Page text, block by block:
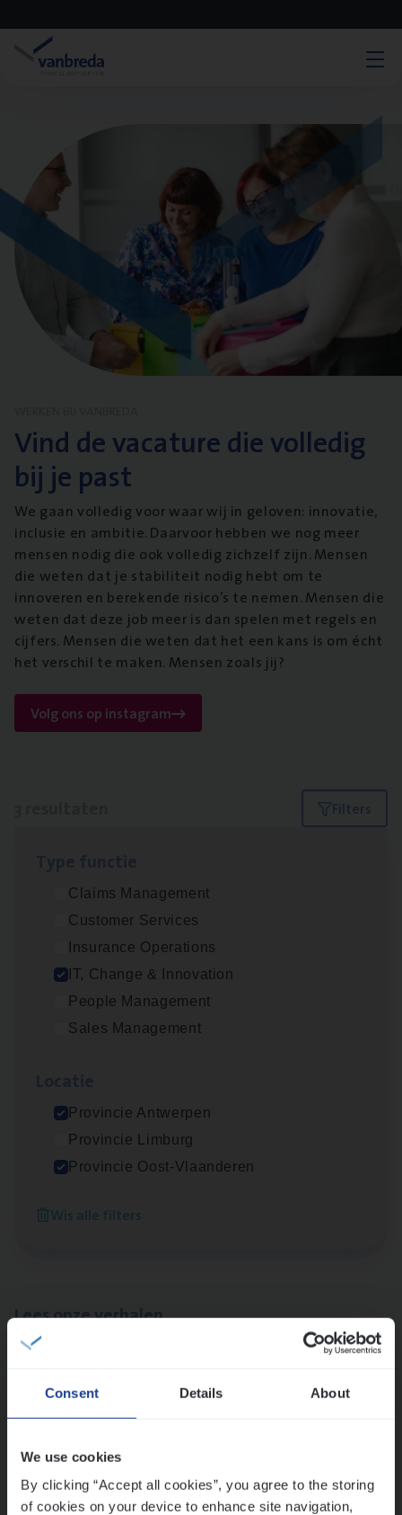
Consent Details About
We use cookies
By clicking “Accept all cookies”, you agree to the storing
of cookies on your device to enhance site navigation,
Vind de vacature die volledig
bij je past
We gaan volledig voor waar wij in geloven: innovatie,
inclusie en ambitie. Daarvoor hebben we nog meer
mensen nodig die ook volledig zichzelf zijn. Mensen
die weten dat je stabiliteit nodig hebt om te
innoveren en berekende risico’s te nemen. Mensen die
weten dat deze job meer is dan spelen met regels en
cijfers. Mensen die weten dat het een kans is om écht
het verschil te maken. Mensen zoals jij?
Volg ons op instagram
Filters
Claims Management
Customer Services
Insurance Operations
IT, Change & Innovation
People Management
Sales Management
Provincie Antwerpen
Provincie Limburg
Provincie Oost-Vlaanderen
Wis alle filters
Test Ana­lyst
IT, Change & Innovation
Antwerpen
(Agi­le)IT Pro­ject Manager
Busi­ness Analyst
Antwerpen
Lees onze verhalen
Meer dan collega’s: hoe Julie en Aurélie elkaar
Mathias houdt van diepgaande dossiers én droge
humor
werk